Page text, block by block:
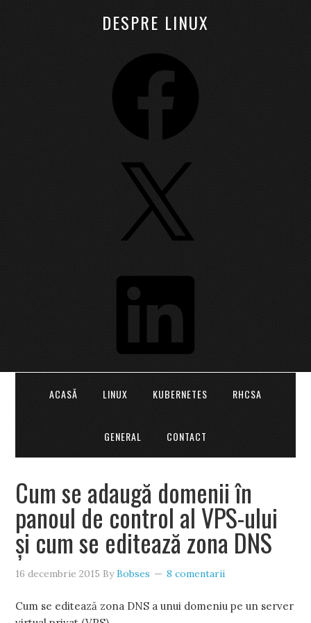
DESPRE LINUX
ACASĂ LINUX KUBERNETES RHCSA
GENERAL CONTACT
Cum se adaugă domenii în
panoul de control al VPS-ului
și cum se editează zona DNS
16 decembrie 2015 ByBobses 8 comentarii
Cum se editează zona DNS a unui domeniu pe un server